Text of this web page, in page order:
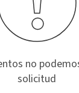
no
solicitud